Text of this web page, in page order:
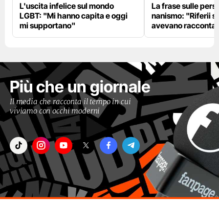
L'uscita infelice sul mondo
LGBT: "Mi hanno capita e oggi
mi supportano"
La frase sulle
nanismo: "Riferii
avevano
Più che un giornale
Il media che racconta il tempo in cui
viviamo con occhi moderni